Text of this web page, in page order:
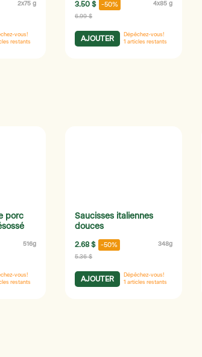
2x75 g
vous!
restants
3.50 $ -50% 4x85 g
6.99 $
AJOUTER
Dépêchez-vous!
1 articles restants
porc
516g
vous!
restants
Saucisses italiennes
douces
2.68 $ -50% 348g
5.36 $
AJOUTER
Dépêchez-vous!
1 articles restants